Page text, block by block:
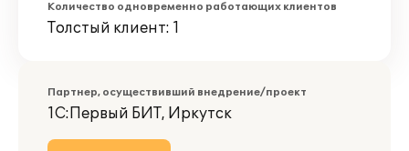
Количество одновременно работающих клиентов
Толстый клиент: 1
Партнер, осуществивший внедрение/проект
1С:Первый БИТ, Иркутск